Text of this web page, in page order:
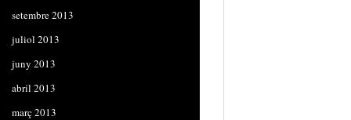
setembre 2013
juliol 2013
juny 2013
abril 2013
març 2013